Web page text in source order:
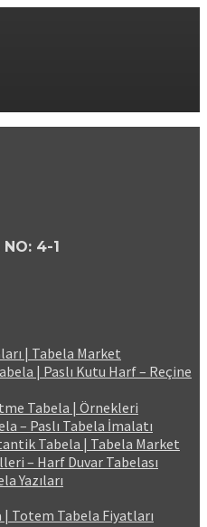
4-1
| Tabela Market
| Paslı Kutu Harf – Reçine
Tabela | Örnekleri
– Paslı Tabela İmalatı
Tabela | Tabela Market
– Harf Duvar Tabelası
Yazıları
| Totem Tabela Fiyatları